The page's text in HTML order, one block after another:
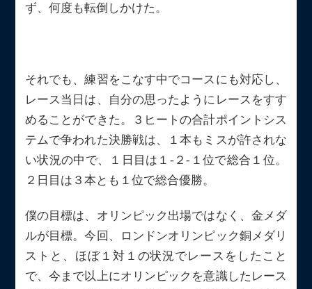
ず、何度も転倒しかけた。
それでも、練習をこなす中でコースにも対応し、
レース当日は、自分の思ったようにレースをすす
めることができた。３ヒートの合計ポイントシス
テムで争われた決勝戦は、１本もミスが許されな
い状況の中で、１日目は１-２-１位で総合１位。
２日目は３本とも１位で総合優勝。
僕の目標は、オリンピック出場ではなく、金メダ
ルが目標。今回、ロンドンオリンピック銅メダリ
ストと、ほぼ１対１の状況でレースをしたこと
で、今まで以上にオリンピックを意識したレース